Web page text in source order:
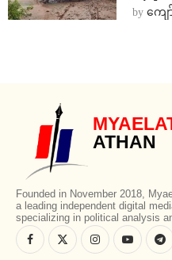
by ကျေ
ATHAN
Founded in November 2018,
a leading independent digital
specializing in political analysis